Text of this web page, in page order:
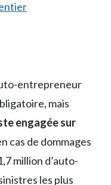
entrepreneur
mais
engagée sur
cas de dommages
million d’auto-
les plus